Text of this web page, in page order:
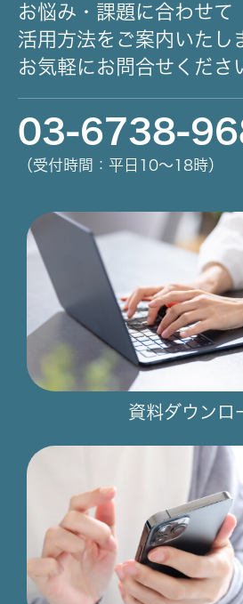
お悩み・課題に合わせて
活用方法をご案内いたし
お気軽にお問合せくださ
03-6738-
（受付時間：平日10～18時）
資料ダウンロ